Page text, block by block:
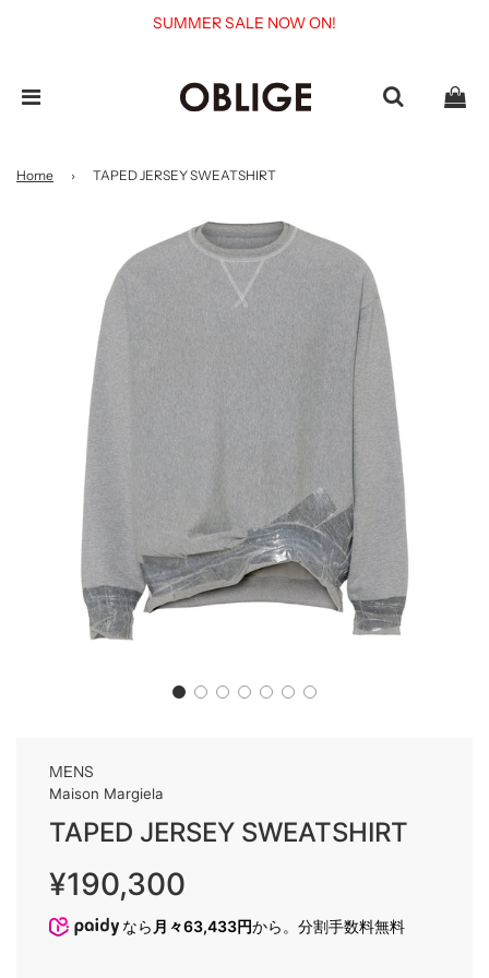
SUMMER SALE NOW ON!
Home › TAPED JERSEY SWEATSHIRT
MENS
Maison Margiela
TAPED JERSEY SWEATSHIRT
Sale
price
Regular
price
¥190,300
なら 月々63,433円から。分割手数料無料